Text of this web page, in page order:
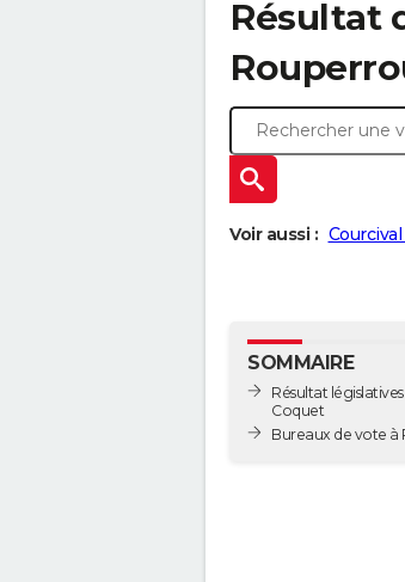
Résultat
Voir aussi : Courcival
SOMMAIRE
Résultat
Coquet